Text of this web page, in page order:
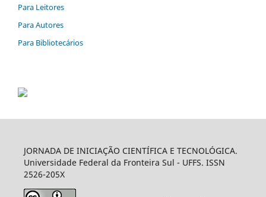
Para Leitores
Para Autores
Para Bibliotecários
JORNADA DE INICIAÇÃO CIENTÍFICA E TECNOLÓGICA.
Universidade Federal da Fronteira Sul - UFFS. ISSN
2526-205X